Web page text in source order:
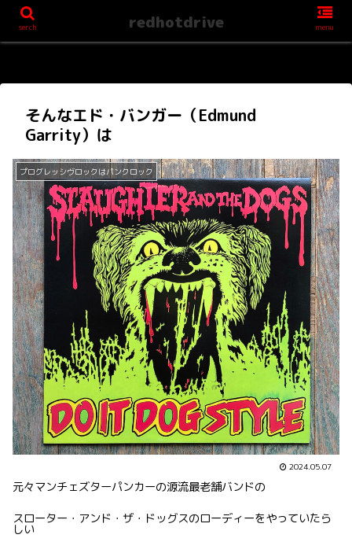
そんなエド・バンガー（Edmund
Garrity）は
プログレッシヴロックはパンクロック
2024.05.07
元々マンチェズターパンカーの源流最老舗バンドの
スローター・アンド・ザ・ドッグスのローディーをやっていたら
しい
serch redhotdrive menu